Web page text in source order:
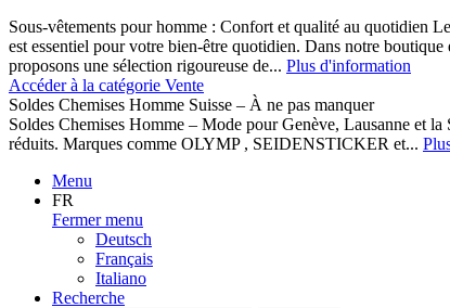
Sous-vêtements pour homme : Confort et qualité au quotidien
est essentiel pour votre bien-être quotidien. Dans notre
proposons une sélection rigoureuse de... Plus d'information
Accéder à la catégorie Vente
Soldes Chemises Homme Suisse – À ne pas manquer
Soldes Chemises Homme – Mode pour Genève, Lausanne et
réduits. Marques comme OLYMP , SEIDENSTICKER et...
Menu
FR
Fermer menu
Deutsch
Français
Italiano
Recherche